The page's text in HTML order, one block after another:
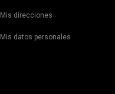
Mis direcciones
Mis datos personales